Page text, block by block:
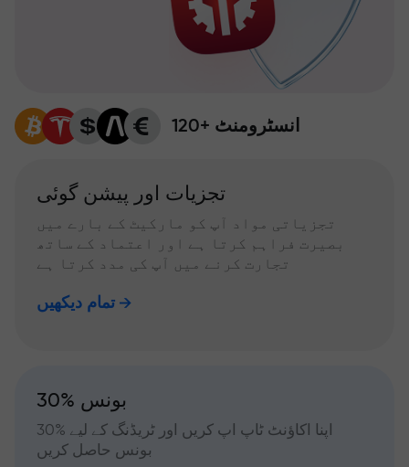
120+ انسٹرومنٹ
تجزیات اور پیشن گوئی
تجزیاتی مواد آپ کو مارکیٹ کے بارے میں
بصیرت فراہم کرتا ہے اور اعتماد کے ساتھ
تجارت کرنے میں آپ کی مدد کرتا ہے
تمام دیکھیں
30% بونس
اپنا اکاؤنٹ ٹاپ اپ کریں اور ٹریڈنگ کے لیے %30
بونس حاصل کریں